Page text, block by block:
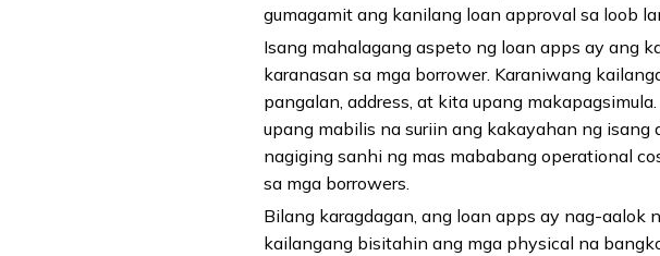
gumagamit ang kanilang loan approval sa loob
Isang mahalagang aspeto ng loan apps ay ang
karanasan sa mga borrower. Karaniwang
pangalan, address, at kita upang
upang mabilis na suriin ang kakayahan ng
nagiging sanhi ng mas mababang operational
sa mga borrowers.
Bilang karagdagan, ang loan apps ay nag-
kailangang bisitahin ang mga physical na